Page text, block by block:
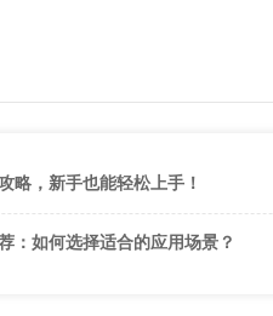
略，新手也能轻松上手！
：如何选择适合的应用场景？